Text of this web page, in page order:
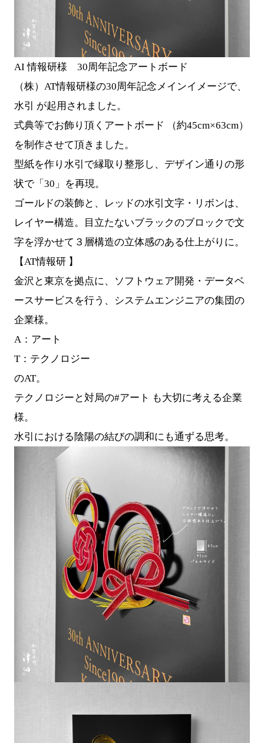
AI 情報研様 30周年記念アートボード
（株）AT情報研様の30周年記念メインイメージで、
水引 が起用されました。
式典等でお飾り頂くアートボード （約45cm×63cm）
を制作させて頂きました。
型紙を作り水引で縁取り整形し、デザイン通りの形
状で「30」を再現。
ゴールドの装飾と、レッドの水引文字・リボンは、
レイヤー構造。目立たないブラックのブロックで文
字を浮かせて３層構造の立体感のある仕上がりに。
【AT情報研 】
金沢と東京を拠点に、ソフトウェア開発・データベ
ースサービスを行う、システムエンジニアの集団の
企業様。
A：アート
T：テクノロジー
のAT。
テクノロジーと対局の#アート も大切に考える企業
様。
水引における陰陽の結びの調和にも通ずる思考。